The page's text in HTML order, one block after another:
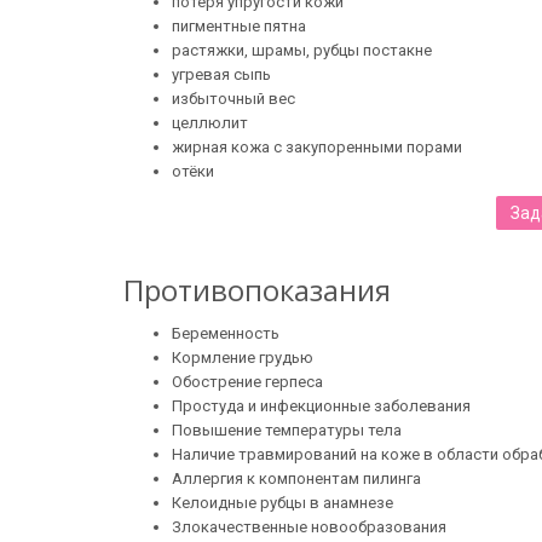
пигментные пятна
растяжки, шрамы, рубцы постакне
угревая сыпь
избыточный вес
целлюлит
жирная кожа с закупоренными порами
отёки
Противопоказания
Беременность
Кормление грудью
Обострение герпеса
Простуда и инфекционные заболевания
Повышение температуры тела
Наличие травмирований на коже в области
Аллергия к компонентам пилинга
Келоидные рубцы в анамнезе
Злокачественные новообразования